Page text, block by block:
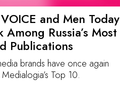
and Men Today
Among Russia’s Most
Publications
brands have once again
Top 10.